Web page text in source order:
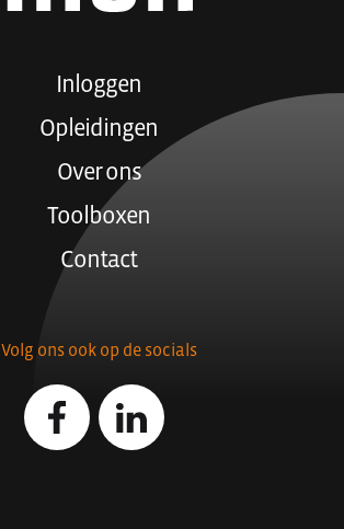
Inloggen
Opleidingen
Over ons
Toolboxen
Contact
Volg ons ook op de socials